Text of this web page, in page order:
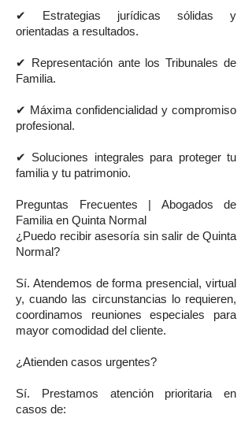
✔ Estrategias jurídicas sólidas y
orientadas a resultados.
✔ Representación ante los Tribunales de
Familia.
✔ Máxima confidencialidad y compromiso
profesional.
✔ Soluciones integrales para proteger tu
familia y tu patrimonio.
Preguntas Frecuentes | Abogados de
Familia en Quinta Normal
¿Puedo recibir asesoría sin salir de Quinta
Normal?
Sí. Atendemos de forma presencial, virtual
y, cuando las circunstancias lo requieren,
coordinamos reuniones especiales para
mayor comodidad del cliente.
¿Atienden casos urgentes?
Sí. Prestamos atención prioritaria en
casos de: